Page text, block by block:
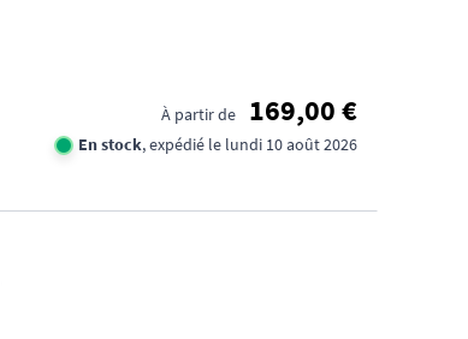
À partir de 169,00 €
En stock, expédié le lundi 10 août 2026